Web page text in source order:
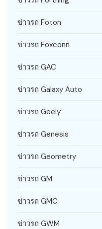
ข่าวรถ Foton
ข่าวรถ Foxconn
ข่าวรถ GAC
ข่าวรถ Galaxy Auto
ข่าวรถ Geely
ข่าวรถ Genesis
ข่าวรถ Geometry
ข่าวรถ GM
ข่าวรถ GMC
ข่าวรถ GWM